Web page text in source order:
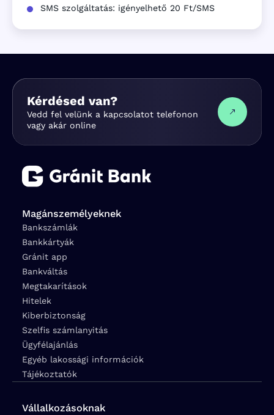
SMS szolgáltatás: igényelhető 20 Ft/SMS
Kérdésed van?
Vedd fel velünk a kapcsolatot telefonon
vagy akár online
Magánszemélyeknek
Bankszámlák
Bankkártyák
Gránit app
Bankváltás
Megtakarítások
Hitelek
Kiberbiztonság
Szelfis számlanyitás
Ügyfélajánlás
Egyéb lakossági információk
Tájékoztatók
Vállalkozásoknak